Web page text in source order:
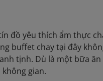
đồ yêu thích ẩm thực
buffet chay tại đây
tịnh. Dù là một bữa
gian.